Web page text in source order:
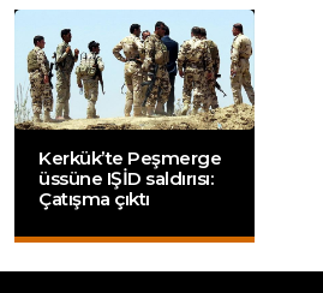
Kerkük’te Peşmerge
üssüne IŞİD saldırısı:
Çatışma çıktı